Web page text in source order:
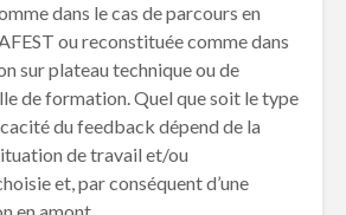
dans le cas de parcours en
ou reconstituée comme dans
sur plateau technique ou de
de formation. Quel que soit le type
du feedback dépend de la
de travail et/ou
et, par conséquent d’une